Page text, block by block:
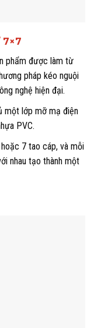
7×7
phẩm được làm từ
pháp kéo nguội
nghệ hiện đại.
một lớp mỡ mạ điện
PVC.
7 tao cáp, và mỗi
nhau tạo thành một